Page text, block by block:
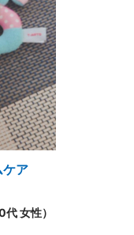
ケア
女性）